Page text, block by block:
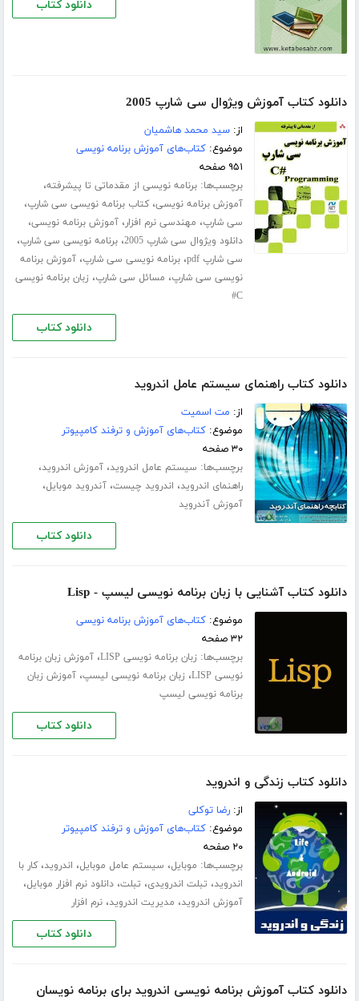
دانلود کتاب
دانلود کتاب آموزش ویژوال سی شارپ 2005
از:سید محمد هاشمیان
موضوع:کتاب‌های آموزش برنامه نویسی
۹۵۱ صفحه
برچسب‌ها:برنامه نویسی از مقدماتی تا پیشرفته،
آموزش برنامه نویسی،کتاب برنامه نویسی سی شارپ،
سی شارپ، مهندسی نرم افزار،آموزش برنامه نویسی،
دانلود ویژوال سی شارپ 2005 ،برنامه نویسی سی شارپ،
سی شارپ pdf ،برنامه نویسی سی شارپ،آموزش برنامه
نویسی سی شارپ، مسائل سی شارپ، زبان برنامه نویسی
C#
دانلود کتاب
دانلود کتاب راهنمای سیستم عامل اندروید
از: مت اسمیت
موضوع:کتاب‌های آموزش و ترفند کامپیوتر
۳۰ صفحه
برچسب‌ها: سیستم عامل اندروید،آموزش اندروید،
راهنمای اندروید، اندروید چیست،آندروید موبایل،
آموزش آندروید
دانلود کتاب
دانلود کتاب آشنایی با زبان برنامه نویسی لیسپ - Lisp
موضوع:کتاب‌های آموزش برنامه نویسی
۳۲ صفحه
برچسب‌ها: زبان برنامه نویسی LISP ،آموزش زبان برنامه
نویسی LISP
، زبان برنامه نویسی لیسپ،آموزش زبان
برنامه نویسی لیسپ
دانلود کتاب
دانلود کتاب زندگی و اندروید
از:رضا توکلی
موضوع:کتاب‌های آموزش و ترفند کامپیوتر
۲۰ صفحه
برچسب‌ها: موبایل، سیستم عامل موبایل، اندروید،کار با
اندروید، تبلت اندرویدی، تبلت،دانلود نرم افزار موبایل،
آموزش اندروید، مدیریت اندروید،نرم افزار
دانلود کتاب
دانلود کتاب آموزش برنامه نویسی اندروید برای برنامه نویسان